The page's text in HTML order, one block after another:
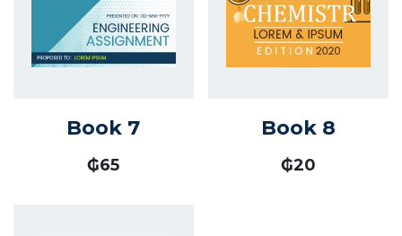
Book 7
₲65
Book 8
₲20